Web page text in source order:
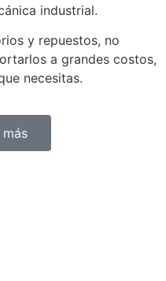
industrial.
y repuestos, no
a grandes costos,
necesitas.